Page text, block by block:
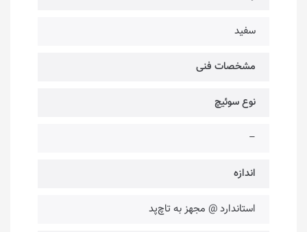
سفید
مشخصات فنی
نوع سوئیچ
–
اندازه
استاندارد @ مجهز به تاچ‌پد